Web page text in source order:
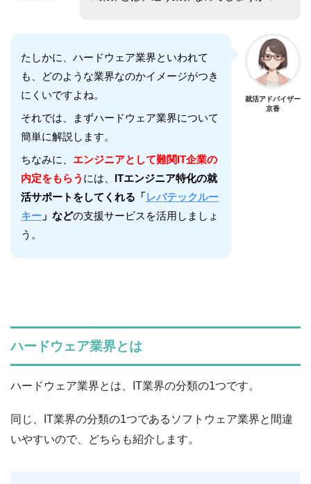
たしかに、ハードウェア業界といわれて
も、どのような業界なのかイメージがつき
にくいですよね。
それでは、まずハードウェア業界について
簡単に解説します。
ちなみに、 エンジニアとして難関IT企業の
内定をもらう には、 ITエンジニア特化の就
活サポートをしてくれる「レバテックルー
キー 」などの支援サービスを活用しましょ
う。
就活アドバイザー
京香
ハードウェア業界とは
ハードウェア業界とは、IT業界の分類の1つです。
同じ、IT業界の分類の1つであるソフトウェア業界と間違
いやすいので、どちらも紹介します。